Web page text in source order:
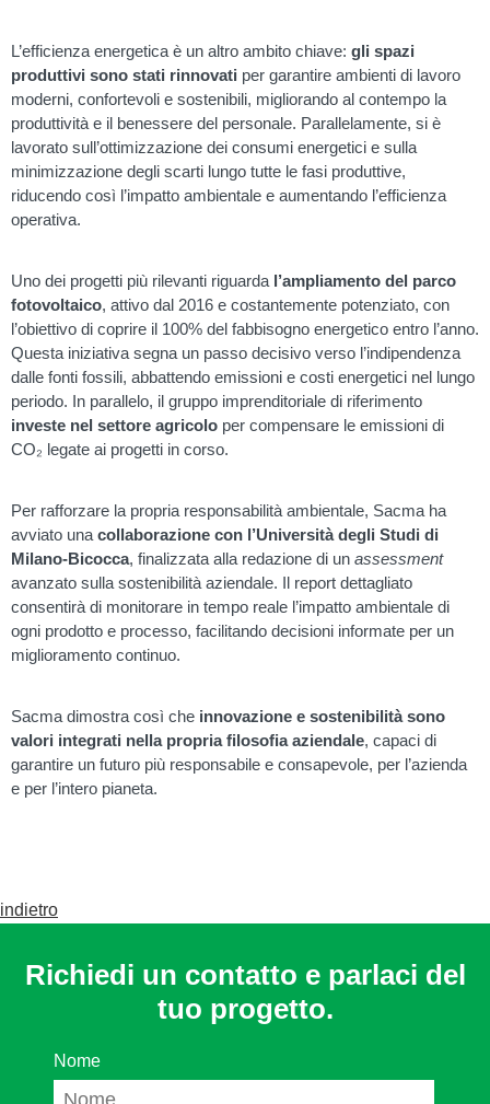
L’efficienza energetica è un altro ambito chiave: gli spazi
produttivi sono stati rinnovati per garantire ambienti di lavoro
moderni, confortevoli e sostenibili, migliorando al contempo la
produttività e il benessere del personale. Parallelamente, si è
lavorato sull’ottimizzazione dei consumi energetici e sulla
minimizzazione degli scarti lungo tutte le fasi produttive,
riducendo così l’impatto ambientale e aumentando l’efficienza
operativa.
Uno dei progetti più rilevanti riguarda l’ampliamento del parco
fotovoltaico, attivo dal 2016 e costantemente potenziato, con
l’obiettivo di coprire il 100% del fabbisogno energetico entro l’anno.
Questa iniziativa segna un passo decisivo verso l’indipendenza
dalle fonti fossili, abbattendo emissioni e costi energetici nel lungo
periodo. In parallelo, il gruppo imprenditoriale di riferimento
investe nel settore agricolo per compensare le emissioni di
CO₂ legate ai progetti in corso.
Per rafforzare la propria responsabilità ambientale, Sacma ha
avviato una collaborazione con l’Università degli Studi di
Milano-Bicocca, finalizzata alla redazione di un assessment
avanzato sulla sostenibilità aziendale. Il report dettagliato
consentirà di monitorare in tempo reale l’impatto ambientale di
ogni prodotto e processo, facilitando decisioni informate per un
miglioramento continuo.
Sacma dimostra così che innovazione e sostenibilità sono
valori integrati nella propria filosofia aziendale, capaci di
garantire un futuro più responsabile e consapevole, per l’azienda
e per l’intero pianeta.
indietro
Richiedi un contatto e parlaci del
tuo progetto.
Nome